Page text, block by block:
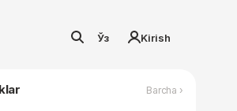
Ўз Kirish
Barcha ›